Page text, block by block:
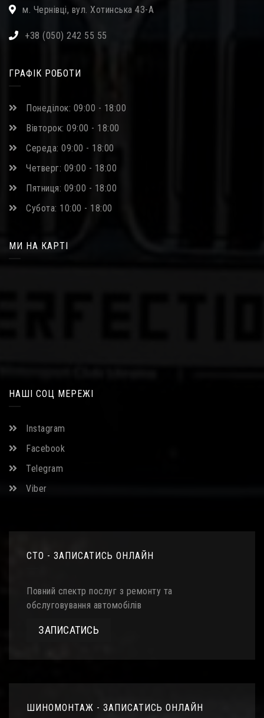
м. Чернівці, вул. Хотинська 43-А
+38 (050) 242 55 55
ГРАФІК РОБОТИ
Понеділок: 09:00 - 18:00
Вівторок: 09:00 - 18:00
Середа: 09:00 - 18:00
Четверг: 09:00 - 18:00
Пятниця: 09:00 - 18:00
Субота: 10:00 - 18:00
МИ НА КАРТІ
НАШІ СОЦ МЕРЕЖІ
Instagram
Facebook
Telegram
Viber
СТО - ЗАПИСАТИСЬ ОНЛАЙН
Повний спектр послуг з ремонту та
обслуговування автомобілів
ЗАПИСАТИСЬ
ШИНОМОНТАЖ - ЗАПИСАТИСЬ ОНЛАЙН